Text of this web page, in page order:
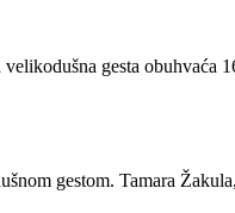
gesta obuhvaća
gestom. Tamara